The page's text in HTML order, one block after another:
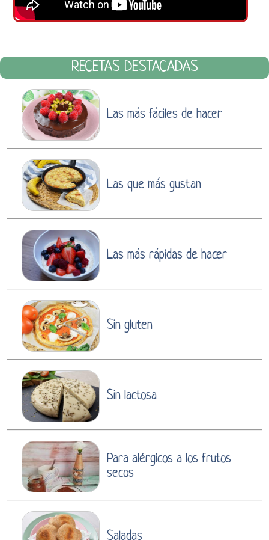
RECETAS DESTACADAS
Las más fáciles de hacer
Las que más gustan
Las más rápidas de hacer
Sin gluten
Sin lactosa
Para alérgicos a los frutos
secos
Saladas